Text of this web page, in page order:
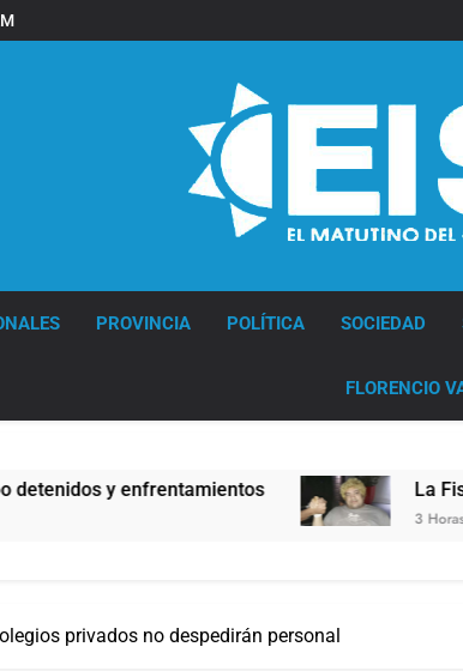
PROVINCIA POLÍTICA SOCIEDAD
FLORENCIO
y enfrentamientos La Fiscalía
3 Horas Atrás
privados no despedirán personal